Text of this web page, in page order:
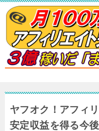
ヤフオク！アフィ
安定収益を得る今